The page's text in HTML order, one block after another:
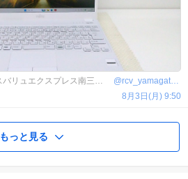
リカバリーマックスバリュエクスプレス南三番町店 @rcv_yamagata_s
8月3日(月) 9:50
もっと見る